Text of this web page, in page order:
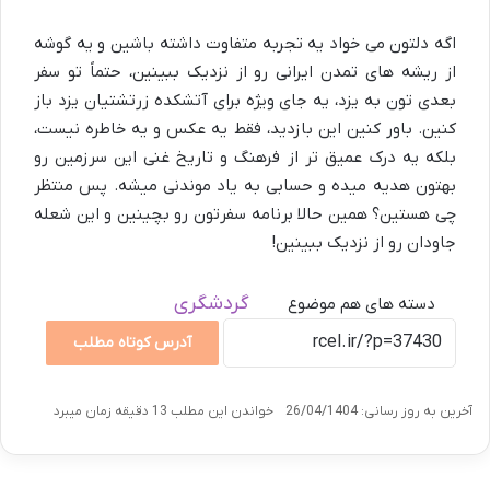
اگه دلتون می خواد یه تجربه متفاوت داشته باشین و یه گوشه
از ریشه های تمدن ایرانی رو از نزدیک ببینین، حتماً تو سفر
بعدی تون به یزد، یه جای ویژه برایآتشکده زرتشتیان یزد باز
کنین. باور کنین این بازدید، فقط یه عکس و یه خاطره نیست،
بلکه یه درک عمیق تر از فرهنگ و تاریخ غنی این سرزمین رو
بهتون هدیه میده و حسابی به یاد موندنی میشه. پس منتظر
چی هستین؟ همین حالا برنامه سفرتون رو بچینین و این شعله
جاودان رو از نزدیک ببینین!
دسته های هم موضوع گردشگری
آدرس کوتاه مطلب
آخرین به روز رسانی: 26/04/1404 خواندن این مطلب 13 دقیقه زمان میبرد